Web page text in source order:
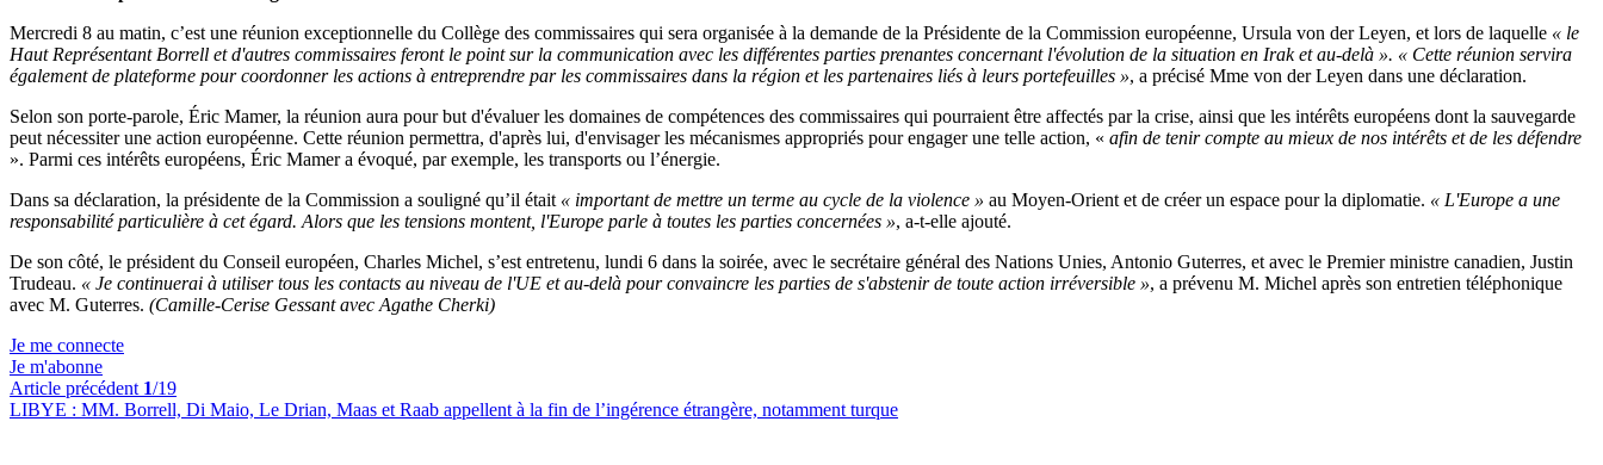
Mercredi 8 au matin, c’est une réunion exceptionnelle du Collège des commissaires qui sera organisée à la demande de la Présidente de la Commission européenne, Ursula von der Leyen, et lors de laquelle « le
Haut Représentant Borrell et d'autres commissaires feront le point sur la communication avec les différentes parties prenantes concernant l'évolution de la situation en Irak et au-delà ». « Cette réunion servira
également de plateforme pour coordonner les actions à entreprendre par les commissaires dans la région et les partenaires liés à leurs portefeuilles », a précisé Mme von der Leyen dans une déclaration.
Selon son porte-parole, Éric Mamer, la réunion aura pour but d'évaluer les domaines de compétences des commissaires qui pourraient être affectés par la crise, ainsi que les intérêts européens dont la sauvegarde
peut nécessiter une action européenne. Cette réunion permettra, d'après lui, d'envisager les mécanismes appropriés pour engager une telle action, « afin de tenir compte au mieux de nos intérêts et de les défendre
». Parmi ces intérêts européens, Éric Mamer a évoqué, par exemple, les transports ou l’énergie.
Dans sa déclaration, la présidente de la Commission a souligné qu’il était « important de mettre un terme au cycle de la violence » au Moyen-Orient et de créer un espace pour la diplomatie. « L'Europe a une
responsabilité particulière à cet égard. Alors que les tensions montent, l'Europe parle à toutes les parties concernées », a-t-elle ajouté.
De son côté, le président du Conseil européen, Charles Michel, s’est entretenu, lundi 6 dans la soirée, avec le secrétaire général des Nations Unies, Antonio Guterres, et avec le Premier ministre canadien, Justin
Trudeau. « Je continuerai à utiliser tous les contacts au niveau de l'UE et au-delà pour convaincre les parties de s'abstenir de toute action irréversible », a prévenu M. Michel après son entretien téléphonique
avec M. Guterres. (Camille-Cerise Gessant avec Agathe Cherki)
Je me connecte
Je m'abonne
Article précédent 1/19
LIBYE : MM. Borrell, Di Maio, Le Drian, Maas et Raab appellent à la fin de l’ingérence étrangère, notamment turque